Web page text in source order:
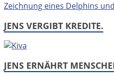
JENS VERGIBT KREDITE.
JENS ERNÄHRT